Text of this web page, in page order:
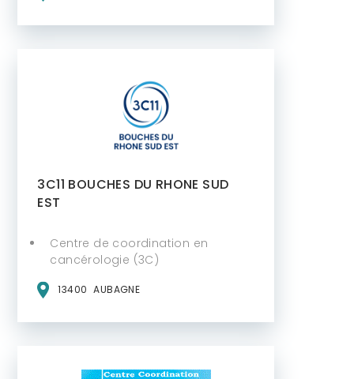
3C11 BOUCHES DU RHONE SUD
EST
Centre de coordination en
cancérologie (3C)
13400 AUBAGNE